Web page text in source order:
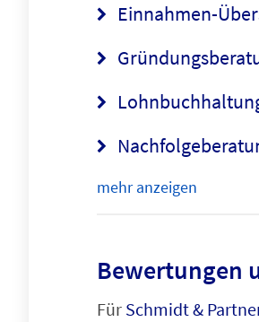
Einnahmen-
mehr anzeigen
Bewertungen
Für Schmidt &